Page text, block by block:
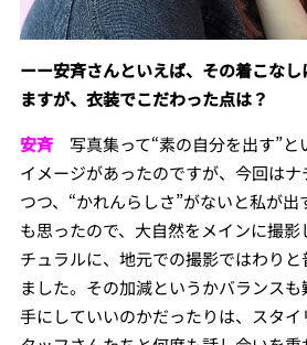
ーー安斉さんといえば、その着こな
ますが、衣装でこだわった点は？
安斉写真集って“素の自分を出す”と
イメージがあったのですが、今回は
つつ、“かれんらしさ”がないと私が
も思ったので、大自然をメインに撮
チュラルに、地元での撮影ではわり
ました。その加減というかバランス
手にしていいのかだったりは、スタ